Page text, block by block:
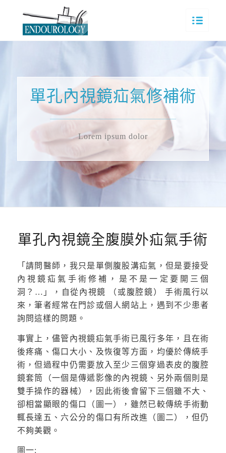
單孔內視鏡疝氣修補術
Lorem ipsum dolor
單孔內視鏡全腹膜外疝氣手術
「請問醫師，我只是單側腹股溝疝氣，但是要接受
內視鏡疝氣手術修補，是不是一定要開三個
洞？…」，自從內視鏡 （或腹腔鏡） 手術風行以
來，筆者經常在門診或個人網站上，遇到不少患者
詢問這樣的問題。
事實上，儘管內視鏡疝氣手術已風行多年，且在術
後疼痛、傷口大小、及恢復等方面，均優於傳統手
術，但過程中仍需要放入至少三個穿過表皮的腹腔
鏡套筒（一個是傳遞影像的內視鏡、另外兩個則是
雙手操作的器械），因此術後會留下三個雖不大、
卻相當顯眼的傷口（圖一），雖然已較傳統手術動
輒長達五、六公分的傷口有所改進（圖二），但仍
不夠美觀。
圖一: